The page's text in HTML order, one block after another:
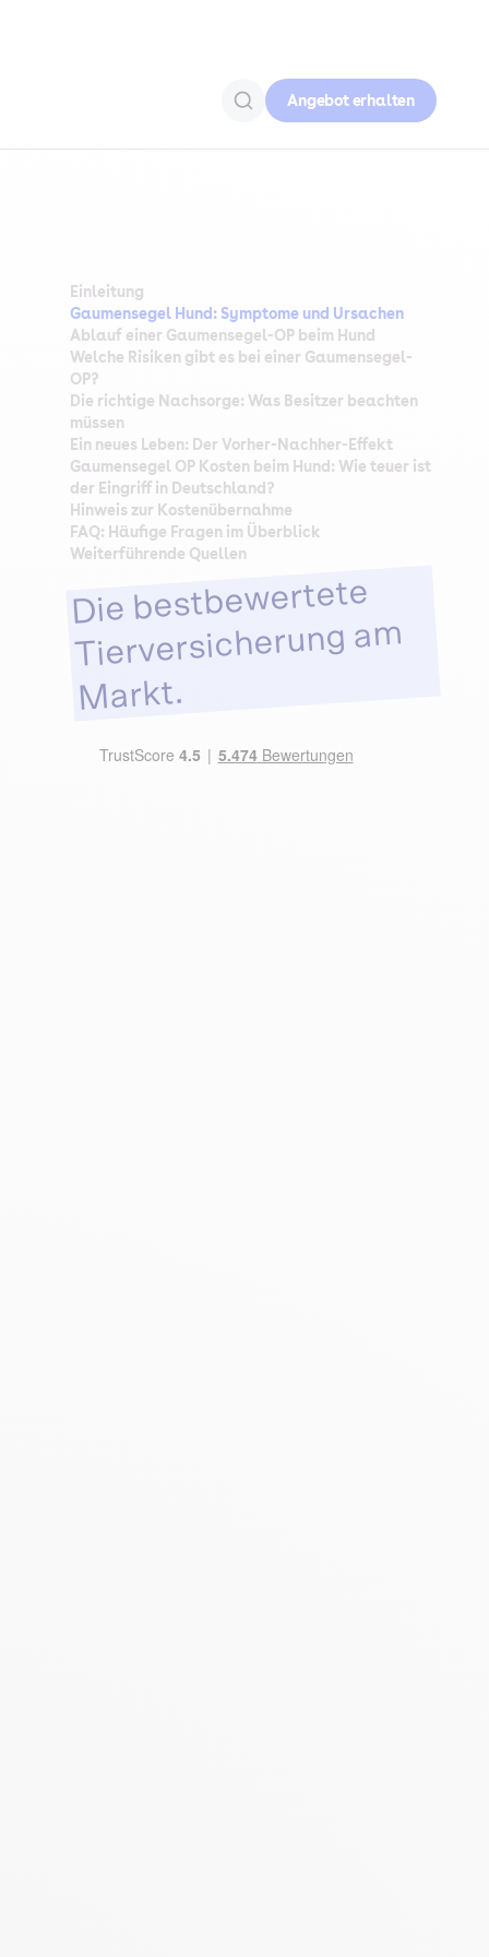
Angebot erhalten
Einleitung
Gaumensegel Hund: Symptome und Ursachen
Ablauf einer Gaumensegel-OP beim Hund
Welche Risiken gibt es bei einer Gaumensegel-
OP?
Die richtige Nachsorge: Was Besitzer beachten
müssen
Ein neues Leben: Der Vorher-Nachher-Effekt
Gaumensegel OP Kosten beim Hund: Wie teuer ist
der Eingriff in Deutschland?
Hinweis zur Kostenübernahme
FAQ: Häufige Fragen im Überblick
Weiterführende Quellen
Die bestbewertete
Tierversicherung am
Markt.